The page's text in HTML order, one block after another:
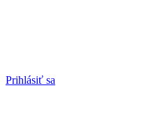
Prihlásiť sa